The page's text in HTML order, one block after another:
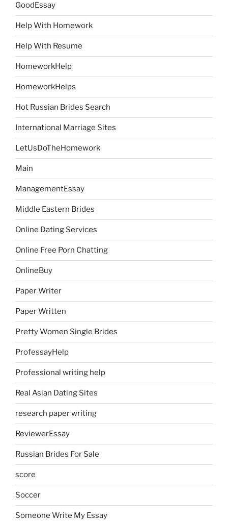
GoodEssay
Help With Homework
Help With Resume
HomeworkHelp
HomeworkHelps
Hot Russian Brides Search
International Marriage Sites
LetUsDoTheHomework
Main
ManagementEssay
Middle Eastern Brides
Online Dating Services
Online Free Porn Chatting
OnlineBuy
Paper Writer
Paper Written
Pretty Women Single Brides
ProfessayHelp
Professional writing help
Real Asian Dating Sites
research paper writing
ReviewerEssay
Russian Brides For Sale
score
Soccer
Someone Write My Essay